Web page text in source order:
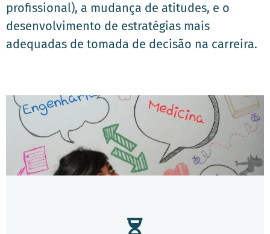
profissional), a mudança de atitudes, e o
desenvolvimento de estratégias mais
adequadas de tomada de decisão na carreira.